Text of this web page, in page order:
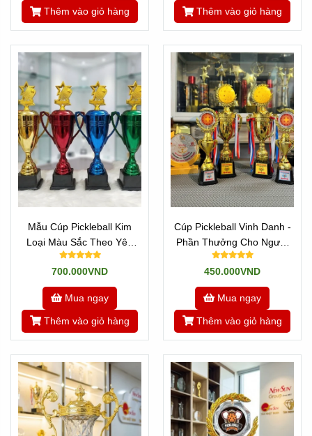
TOP CÁC MẪU CÚP PICKLEBALL
ĐẸP CAO CẤP NHẤT 2024
Tại Sao Nên Chọn Mua Cúp Pickleball
Đẹp Tại Tân Nhật Minh?
Thêm vào giỏ hàng Thêm vào giỏ hàng
Mẫu Cúp Pickleball Kim
Loại Màu Sắc Theo Yêu
Cầu
700.000VND
Mua ngay
Thêm vào giỏ hàng
Cúp Pickleball Vinh Danh -
Phần Thưởng Cho Người
Xuất Sắc
450.000VND
Mua ngay
Thêm vào giỏ hàng